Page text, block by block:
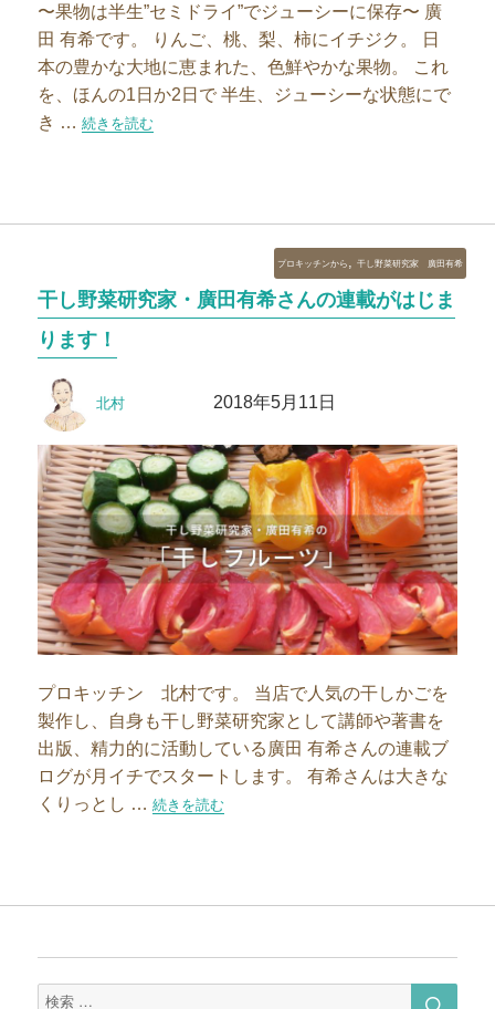
〜果物は半生”セミドライ”でジューシーに保存〜 廣
田 有希です。 りんご、桃、梨、柿にイチジク。 日
本の豊かな大地に恵まれた、色鮮やかな果物。 これ
を、ほんの1日か2日で 半生、ジューシーな状態にで
き …“「セミドライバナナ」を作ろう Vol.1″の
続きを読む
干し野菜研究家・廣田有希さんの連載がはじま
ります！
稿
北村 2018年5月11日
カ
テ
ゴ
プロキッチンから , 干し野菜研究家 廣田有希
プロキッチン 北村です。 当店で人気の干しかごを
製作し、自身も干し野菜研究家として講師や著書を
出版、精力的に活動している廣田 有希さんの連載ブ
ログが月イチでスタートします。 有希さんは大きな
くりっとし …“干し野菜研究家・廣田有希さんの連載がはじまりま
続きを読む
検